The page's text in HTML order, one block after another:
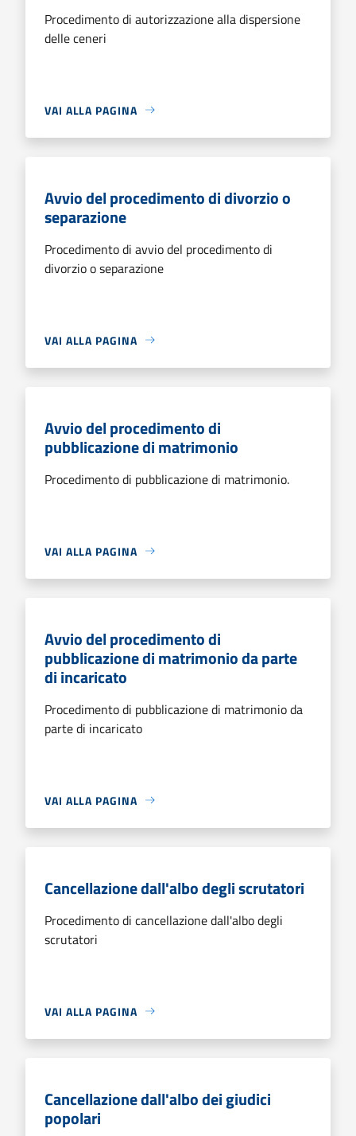
Procedimento di autorizzazione alla dispersione
delle ceneri
VAI ALLA PAGINA
Avvio del procedimento di divorzio o
separazione
Procedimento di avvio del procedimento di
divorzio o separazione
VAI ALLA PAGINA
Avvio del procedimento di
pubblicazione di matrimonio
Procedimento di pubblicazione di matrimonio.
VAI ALLA PAGINA
Avvio del procedimento di
pubblicazione di matrimonio da parte
di incaricato
Procedimento di pubblicazione di matrimonio da
parte di incaricato
VAI ALLA PAGINA
Cancellazione dall'albo degli scrutatori
Procedimento di cancellazione dall'albo degli
scrutatori
VAI ALLA PAGINA
Cancellazione dall'albo dei giudici
popolari